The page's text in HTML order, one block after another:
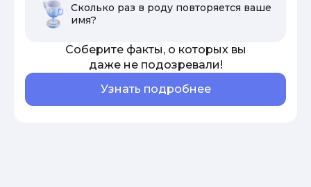
Сколько раз в роду повторяется ваше
имя?
Соберите факты, о которых вы
даже не подозревали!
Узнать подробнее